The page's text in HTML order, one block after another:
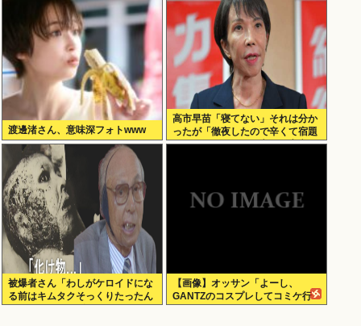
渡邊渚さん、意味深フォトwww
高市早苗「寝てない」それは分か
ったが「徹夜したので辛くて宿題
やってません」って言う奴高市早
被爆者さん「わしがケロイドにな
る前はキムタクそっくりたったん
【画像】オッサン「よーし、
GANTZのコスプレしてコミケ行